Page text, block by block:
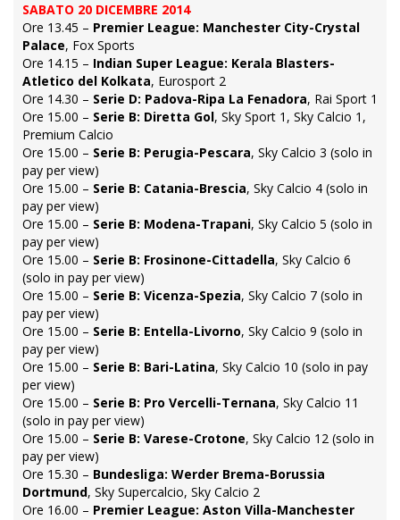
SABATO 20 DICEMBRE 2014
Ore 13.45 – Premier League: Manchester City-Crystal
Palace, Fox Sports
Ore 14.15 – Indian Super League: Kerala Blasters-
Atletico del Kolkata, Eurosport 2
Ore 14.30 – Serie D: Padova-Ripa La Fenadora, Rai Sport 1
Ore 15.00 – Serie B: Diretta Gol, Sky Sport 1, Sky Calcio 1,
Premium Calcio
Ore 15.00 – Serie B: Perugia-Pescara, Sky Calcio 3 (solo in
pay per view)
Ore 15.00 – Serie B: Catania-Brescia, Sky Calcio 4 (solo in
pay per view)
Ore 15.00 – Serie B: Modena-Trapani, Sky Calcio 5 (solo in
pay per view)
Ore 15.00 – Serie B: Frosinone-Cittadella, Sky Calcio 6
(solo in pay per view)
Ore 15.00 – Serie B: Vicenza-Spezia, Sky Calcio 7 (solo in
pay per view)
Ore 15.00 – Serie B: Entella-Livorno, Sky Calcio 9 (solo in
pay per view)
Ore 15.00 – Serie B: Bari-Latina, Sky Calcio 10 (solo in pay
per view)
Ore 15.00 – Serie B: Pro Vercelli-Ternana, Sky Calcio 11
(solo in pay per view)
Ore 15.00 – Serie B: Varese-Crotone, Sky Calcio 12 (solo in
pay per view)
Ore 15.30 – Bundesliga: Werder Brema-Borussia
Dortmund, Sky Supercalcio, Sky Calcio 2
Ore 16.00 – Premier League: Aston Villa-Manchester